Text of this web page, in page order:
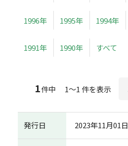
1996年 1995年 1994年
1991年 1990年 すべて
1件中 1～1 件を表示
発行日 2023年11月01日